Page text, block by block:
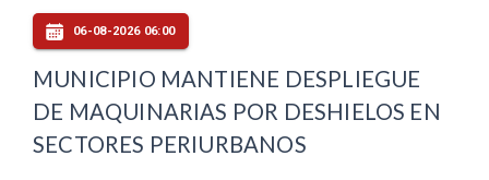
06-08-2026 06:00
MUNICIPIO MANTIENE DESPLIEGUE
DE MAQUINARIAS POR DESHIELOS EN
SECTORES PERIURBANOS